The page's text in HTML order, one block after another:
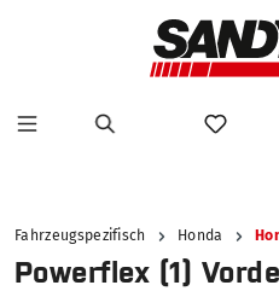
Fahrzeugspezifisch Honda
Powerflex (1)